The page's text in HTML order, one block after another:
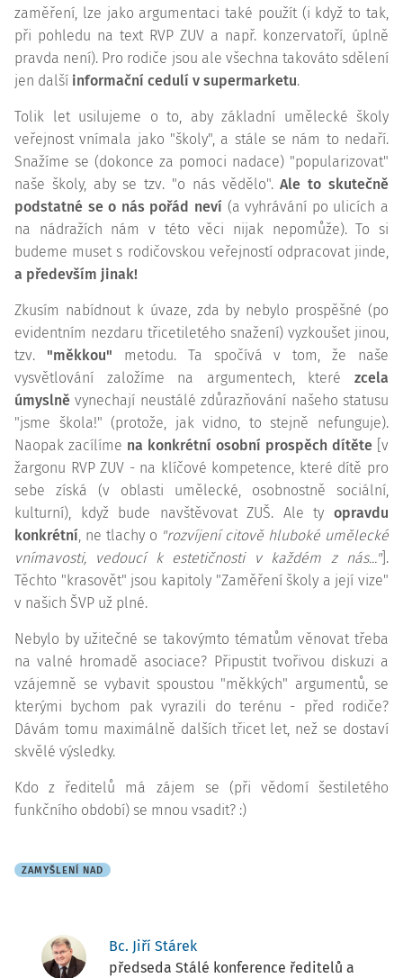
zaměření, lze jako argumentaci také použít (i když to tak,
při pohledu na text RVP ZUV a např. konzervatoří, úplně
pravda není). Pro rodiče jsou ale všechna takováto sdělení
jen další informační cedulí v supermarketu.
Tolik let usilujeme o to, aby základní umělecké školy
veřejnost vnímala jako "školy", a stále se nám to nedaří.
Snažíme se (dokonce za pomoci nadace) "popularizovat"
naše školy, aby se tzv. "o nás vědělo".Ale to skutečně
podstatné se o nás pořád neví (a vyhrávání po ulicích a
na nádražích nám v této věci nijak nepomůže). To si
budeme muset s rodičovskou veřejností odpracovat jinde,
a především jinak!
Zkusím nabídnout k úvaze, zda by nebylo prospěšné (po
evidentním nezdaru třicetiletého snažení) vyzkoušet jinou,
tzv. "měkkou" metodu. Ta spočívá v tom, že naše
vysvětlování založíme na argumentech, které zcela
úmyslněvynechají neustálé zdůrazňování našeho statusu
"jsme škola!" (protože, jak vidno, to stejně nefunguje).
Naopak zacílíme na konkrétní osobní prospěch dítěte [v
žargonu RVP ZUV - na klíčové kompetence, které dítě pro
sebe získá (v oblasti umělecké, osobnostně sociální,
kulturní), když bude navštěvovat ZUŠ. Ale ty opravdu
konkrétní, ne tlachy o "rozvíjení citově hluboké umělecké
vnímavosti, vedoucí k estetičnosti v každém z nás..."].
Těchto "krasovět" jsou kapitoly "Zaměření školy a její vize"
v našich ŠVP už plné.
Nebylo by užitečné se takovýmto tématům věnovat třeba
na valné hromadě asociace? Připustit tvořivou diskuzi a
vzájemně se vybavit spoustou "měkkých" argumentů, se
kterými bychom pak vyrazili do terénu - před rodiče?
Dávám tomu maximálně dalších třicet let, než se dostaví
skvělé výsledky.
Kdo z ředitelů má zájem se (při vědomí šestiletého
funkčního období) se mnou vsadit? :)
ZAMYŠLENÍ NAD
Bc. Jiří Stárek
předseda Stálé konference ředitelů a